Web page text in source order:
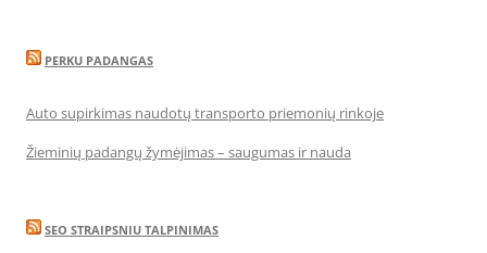
PERKU PADANGAS
Auto supirkimas naudotų transporto priemonių rinkoje
Žieminių padangų žymėjimas – saugumas ir nauda
SEO STRAIPSNIU TALPINIMAS